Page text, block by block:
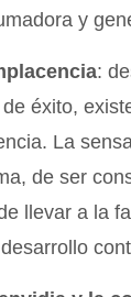
y
:
éxito,
La
de ser
llevar a la